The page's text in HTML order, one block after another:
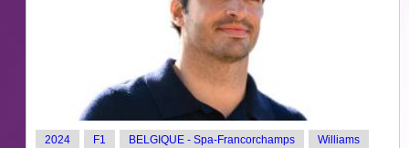
2024 F1 BELGIQUE - Spa-Francorchamps
Williams